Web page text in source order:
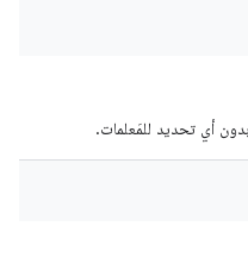
أي تحديد للمَعلمات.